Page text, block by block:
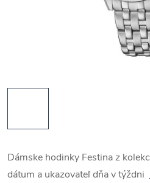
Dámske hodinky Festina z
dátum a ukazovateľ dňa v týždni